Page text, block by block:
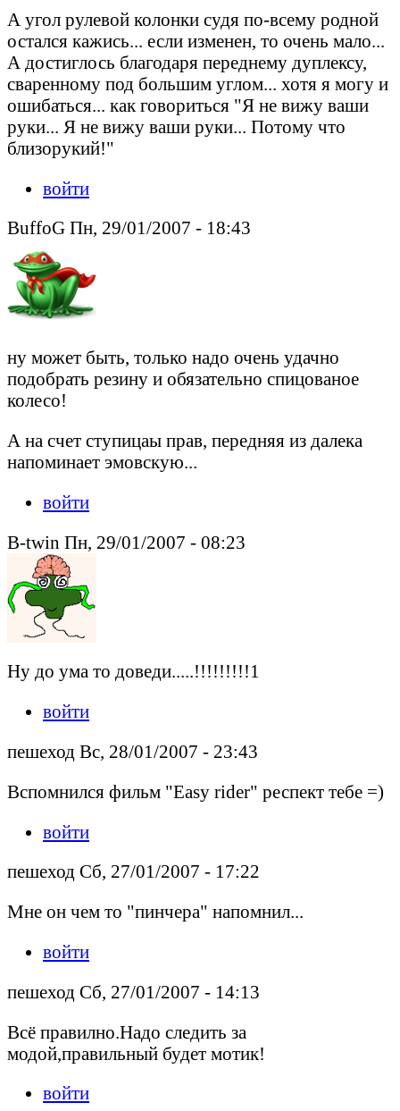
А угол рулевой колонки судя по-всему родной
остался кажись... если изменен, то очень мало...
А достиглось благодаря переднему дуплексу,
сваренному под большим углом... хотя я могу и
ошибаться... как говориться "Я не вижу ваши
руки... Я не вижу ваши руки... Потому что
близорукий!"
войти
BuffoG Пн, 29/01/2007 - 18:43
ну может быть, только надо очень удачно
подобрать резину и обязательно спицованое
колесо!
А на счет ступицаы прав, передняя из далека
напоминает эмовскую...
войти
B-twin Пн, 29/01/2007 - 08:23
Ну до ума то доведи.....!!!!!!!!!1
войти
пешеход Вс, 28/01/2007 - 23:43
Вспомнился фильм "Easy rider" респект тебе =)
войти
пешеход Сб, 27/01/2007 - 17:22
Мне он чем то "пинчера" напомнил...
войти
пешеход Сб, 27/01/2007 - 14:13
Всё правилно.Надо следить за
модой,правильный будет мотик!
войти